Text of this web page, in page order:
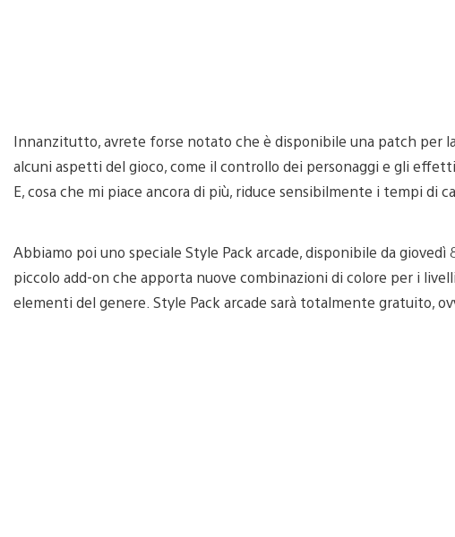
Innanzitutto, avrete forse notato che è disponibile una patch per
alcuni aspetti del gioco, come il controllo dei personaggi e gli
E, cosa che mi piace ancora di più, riduce sensibilmente i tempi di
Abbiamo poi uno speciale Style Pack arcade, disponibile da
piccolo add-on che apporta nuove combinazioni di colore per i
elementi del genere. Style Pack arcade sarà totalmente gratuito,